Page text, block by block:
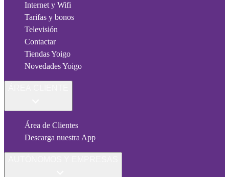
Internet y Wifi
Tarifas y bonos
Televisión
Contactar
Tiendas Yoigo
Novedades Yoigo
Área de Clientes
Descarga nuestra App